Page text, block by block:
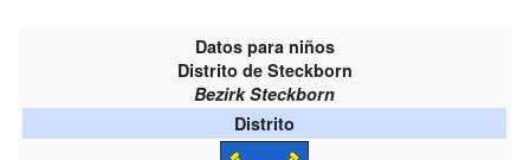
Datos para niños
Distrito de Steckborn
Bezirk Steckborn
Distrito